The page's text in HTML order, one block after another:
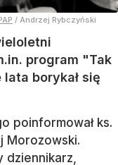
/ Andrzej Rybczyński
program "Tak
borykał się
poinformował ks.
Morozowski.
dziennikarz,